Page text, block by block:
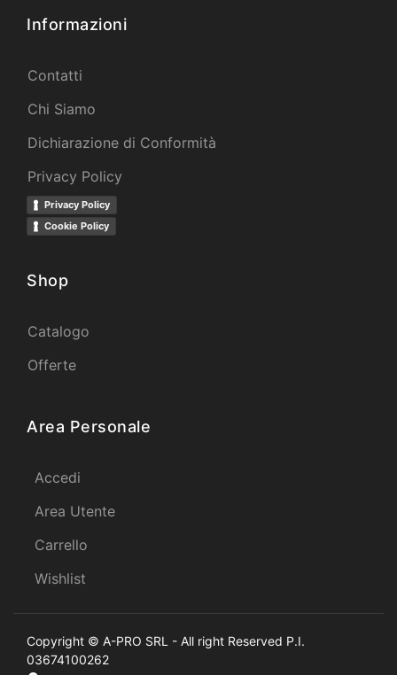
Informazioni
Contatti
Chi Siamo
Dichiarazione di Conformità
Privacy Policy
Privacy Policy
Cookie Policy
Shop
Catalogo
Offerte
Area Personale
Accedi
Area Utente
Carrello
Wishlist
Copyright © A-PRO SRL - All right Reserved P.I.
03674100262